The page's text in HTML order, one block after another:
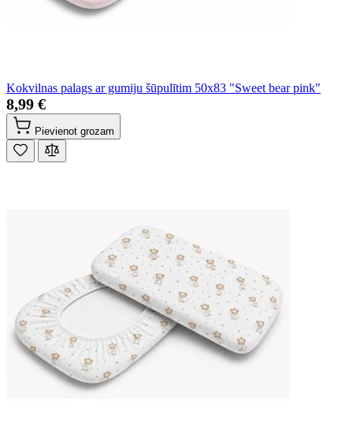
Kokvilnas palags ar gumiju šūpulītim 50x83 "Sweet bear pink"
8,99 €
Pievienot grozam